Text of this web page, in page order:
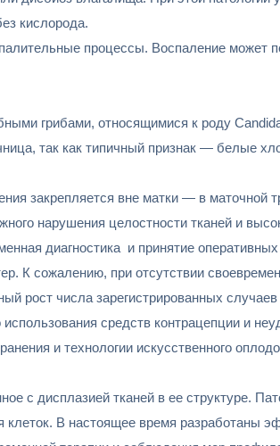
кислорода.
процессы. Воспаление может
грибами, относящимися к роду
так как типичный признак — белые
закрепляется вне матки — в
нарушения целостности тканей и
диагностика и принятие
К сожалению, при отсутствии
рост числа зарегистрированных
средств контрацепции и
и технологии искусственного
с дисплазией тканей в ее структуре.
В настоящее время разработаны